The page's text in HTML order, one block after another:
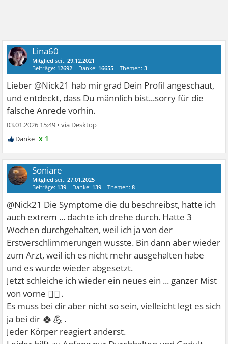
Lina60
Mitglied seit:29.12.2021
Beiträge: 12692 Danke: 16655 Themen:3
Lieber @Nick21 hab mir grad Dein Profil angeschaut,
und entdeckt, dass Du männlich bist...sorry für die
falsche Anrede vorhin.
03.01.2026 15:49 •
x 1
Soniare
Mitglied seit:27.01.2025
Beiträge: 139 Danke: 139 Themen:8
@Nick21 Die Symptome die du beschreibst, hatte ich
auch extrem ... dachte ich drehe durch. Hatte 3
Wochen durchgehalten, weil ich ja von der
Erstverschlimmerungen wusste. Bin dann aber wieder
zum Arzt, weil ich es nicht mehr ausgehalten habe
und es wurde wieder abgesetzt.
Jetzt schleiche ich wieder ein neues ein ... ganzer Mist
von vorne 😵‍💫.
Es muss bei dir aber nicht so sein, vielleicht legt es sich
ja bei dir 🍀💪 .
Jeder Körper reagiert anderst.